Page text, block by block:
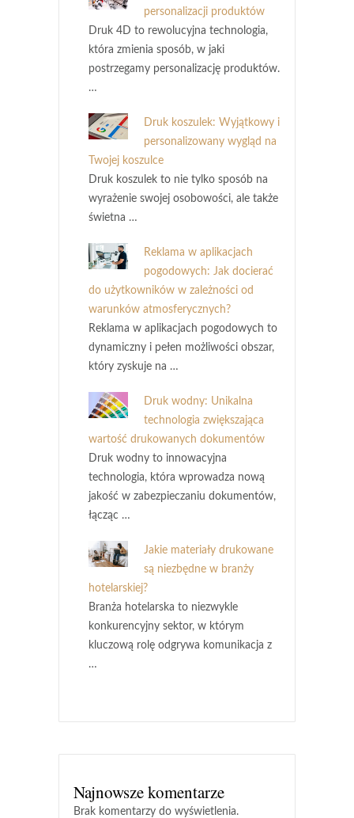
personalizacji produktów
Druk 4D to rewolucyjna technologia,
która zmienia sposób, w jaki
postrzegamy personalizację produktów.
…
Druk koszulek: Wyjątkowy i
personalizowany wygląd na
Twojej koszulce
Druk koszulek to nie tylko sposób na
wyrażenie swojej osobowości, ale także
świetna …
Reklama w aplikacjach
pogodowych: Jak docierać
do użytkowników w zależności od
warunków atmosferycznych?
Reklama w aplikacjach pogodowych to
dynamiczny i pełen możliwości obszar,
który zyskuje na …
Druk wodny: Unikalna
technologia zwiększająca
wartość drukowanych dokumentów
Druk wodny to innowacyjna
technologia, która wprowadza nową
jakość w zabezpieczaniu dokumentów,
łącząc …
Jakie materiały drukowane
są niezbędne w branży
hotelarskiej?
Branża hotelarska to niezwykle
konkurencyjny sektor, w którym
kluczową rolę odgrywa komunikacja z
…
Najnowsze komentarze
Brak komentarzy do wyświetlenia.